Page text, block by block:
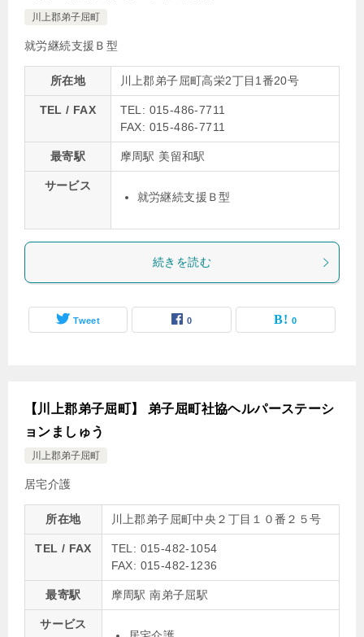
川上郡弟子屈町
就労継続支援Ｂ型
所在地 川上郡弟子屈町高栄2丁目1番20号
TEL / FAX
TEL: 015-486-7711
FAX: 015-486-7711
最寄駅 摩周駅 美留和駅
サービス
就労継続支援Ｂ型
続きを読む
Tweet 0 0
【川上郡弟子屈町】 弟子屈町社協ヘルパーステーシ
ョンましゅう
川上郡弟子屈町
居宅介護
所在地 川上郡弟子屈町中央２丁目１０番２５号
TEL / FAX
TEL: 015-482-1054
FAX: 015-482-1236
最寄駅 摩周駅 南弟子屈駅
サービス